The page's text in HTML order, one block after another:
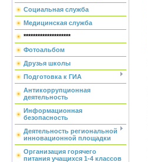
Социальная служба
Медицинская служба
********************
Фотоальбом
Друзья школы
Подготовка к ГИА
Антикоррупционная
деятельность
Информационная
безопасность
Деятельность региональной
инновационной площадки
Организация горячего
питания учащихся 1-4 классов